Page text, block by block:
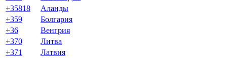
+35818
Аланды
+359
Болгария
+36
Венгрия
+370
Литва
+371
Латвия